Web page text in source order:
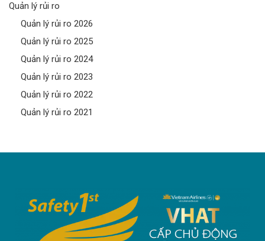
Quản lý rủi ro
Quản lý rủi ro 2026
Quản lý rủi ro 2025
Quản lý rủi ro 2024
Quản lý rủi ro 2023
Quản lý rủi ro 2022
Quản lý rủi ro 2021